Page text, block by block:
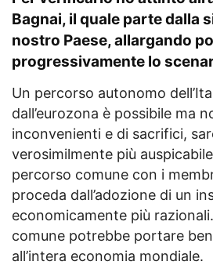
Bagnai, il quale parte dalla
nostro Paese, allargando
progressivamente lo
Un percorso autonomo
dall’eurozona è possibile ma
inconvenienti e di sacrifici,
verosimilmente più
percorso comune con i
proceda dall’adozione di un
economicamente più
comune potrebbe portare
all’intera economia mondiale.